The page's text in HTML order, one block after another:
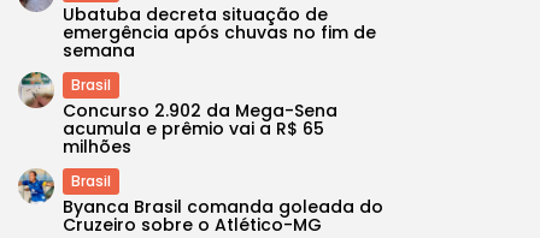
Ubatuba decreta situação de
emergência após chuvas no fim de
semana
Brasil
Concurso 2.902 da Mega-Sena
acumula e prêmio vai a R$ 65
milhões
Brasil
Byanca Brasil comanda goleada do
Cruzeiro sobre o Atlético-MG